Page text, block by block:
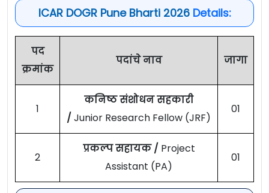
ICAR DOGR Pune Bharti 2026Details:
पद
क्रमांक
पदांचे नाव जागा
1
कनिष्ठ संशोधन सहकारी
/ Junior Research Fellow (JRF)
01
2
प्रकल्प सहायक / Project
Assistant (PA)
01